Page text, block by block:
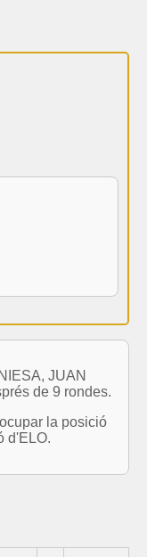
JUAN
de 9 rondes.
la posició
d'ELO.